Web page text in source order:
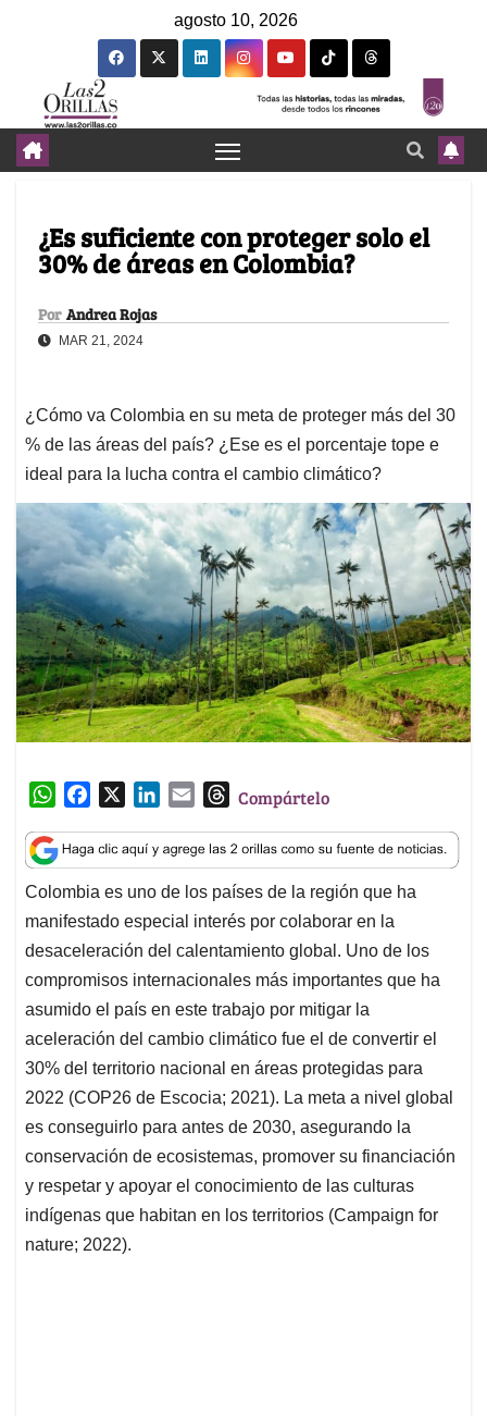
agosto 10, 2026
¿Es suficiente con proteger solo el
30% de áreas en Colombia?
Por Andrea Rojas
MAR 21, 2024
¿Cómo va Colombia en su meta de proteger más del 30
% de las áreas del país? ¿Ese es el porcentaje tope e
ideal para la lucha contra el cambio climático?
W
a
t
s
A
p
p
c
e
b
o
o
k
n
k
e
d
I
n
a
i
l
T
r
e
a
d
s
Compártelo
Colombia es uno de los países de la región que ha
manifestado especial interés por colaborar en la
desaceleración del calentamiento global. Uno de los
compromisos internacionales más importantes que ha
asumido el país en este trabajo por mitigar la
aceleración del cambio climático fue el de convertir el
30% del territorio nacional en áreas protegidas para
2022 (COP26 de Escocia; 2021). La meta a nivel global
es conseguirlo para antes de 2030, asegurando la
conservación de ecosistemas, promover su financiación
y respetar y apoyar el conocimiento de las culturas
indígenas que habitan en los territorios (Campaign for
nature; 2022).